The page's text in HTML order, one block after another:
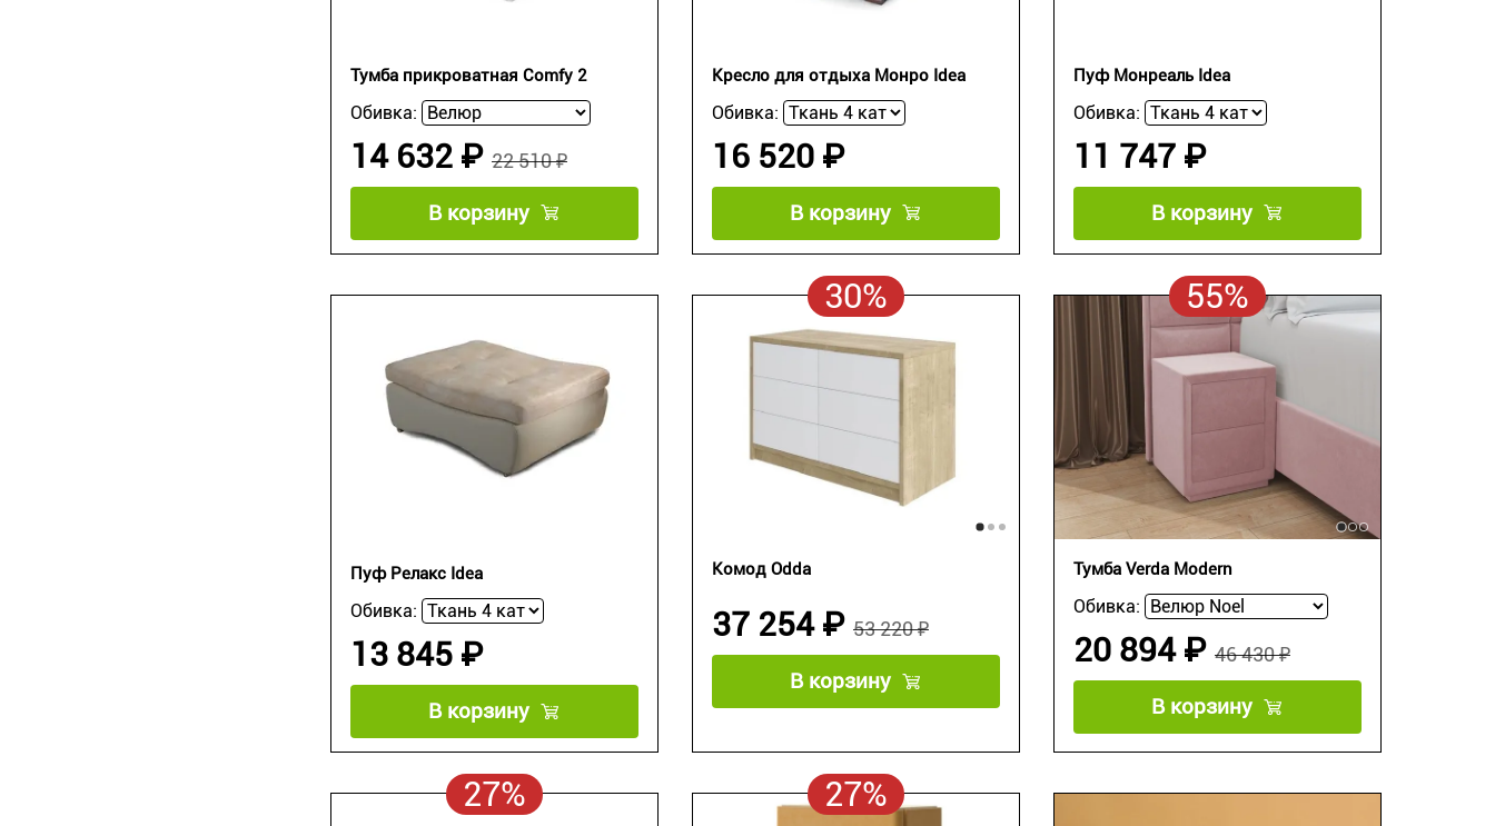
Тумба прикроватная Comfy 2
Обивка:
22 510 ₽
14 632 ₽
В корзину
Кресло для отдыха Монро Idea
Обивка:
16 520 ₽
В корзину
Пуф Монреаль Idea
Обивка:
11 747 ₽
В корзину
Пуф Релакс Idea
Обивка:
13 845 ₽
В корзину
30%
Комод Odda
53 220 ₽
37 254 ₽
В корзину
55%
Тумба Verda Modern
Обивка:
46 430 ₽
20 894 ₽
В корзину
27% 27%